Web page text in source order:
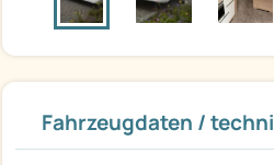
Fahrzeugdaten /